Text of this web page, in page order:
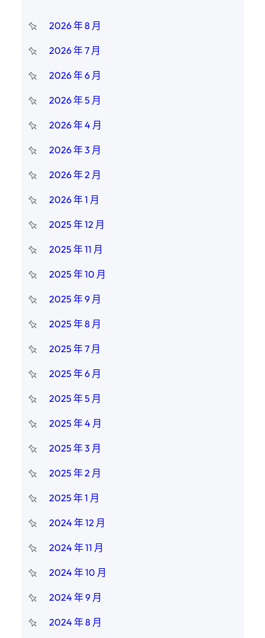
2026 年 8 月
2026 年 7 月
2026 年 6 月
2026 年 5 月
2026 年 4 月
2026 年 3 月
2026 年 2 月
2026 年 1 月
2025 年 12 月
2025 年 11 月
2025 年 10 月
2025 年 9 月
2025 年 8 月
2025 年 7 月
2025 年 6 月
2025 年 5 月
2025 年 4 月
2025 年 3 月
2025 年 2 月
2025 年 1 月
2024 年 12 月
2024 年 11 月
2024 年 10 月
2024 年 9 月
2024 年 8 月